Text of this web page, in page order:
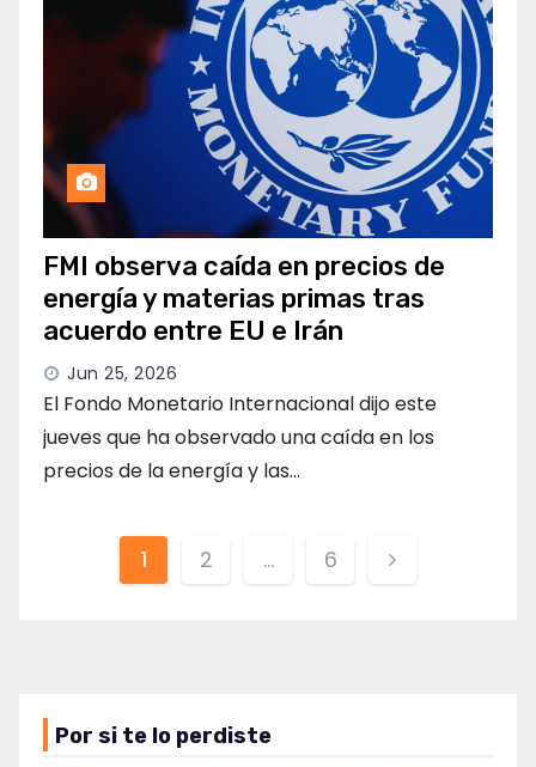
FMI observa caída en precios de
energía y materias primas tras
acuerdo entre EU e Irán
Jun 25, 2026
El Fondo Monetario Internacional dijo este
jueves que ha observado una caída en los
precios de la energía y las…
Paginación
1 2 … 6
Por si te lo perdiste